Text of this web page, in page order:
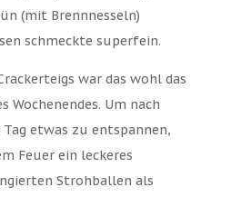
(mit Brennnesseln)
schmeckte superfein.
war das wohl das
Wochenendes. Um nach
etwas zu entspannen,
Feuer ein leckeres
Strohballen als